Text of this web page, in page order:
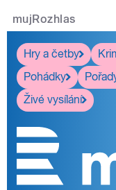
mujRozhlas
Hry a četby
Pohádky
Živé vysílání